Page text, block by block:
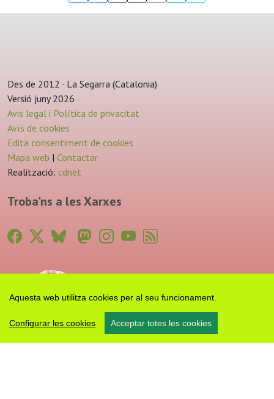
Aquesta web utilitza cookies per al seu funcionament.
Configurar les cookies Acceptar totes les cookies
Des de 2012 · La Segarra (Catalonia)
Versió juny 2026
Avis legal i Política de privacitat
Avís de cookies
Edita consentiment de cookies
Mapa web | Contactar
Realització: cdnet
Troba'ns a les Xarxes